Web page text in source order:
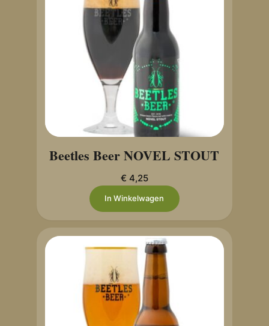
Beetles Beer NOVEL STOUT
€ 4,25
In Winkelwagen